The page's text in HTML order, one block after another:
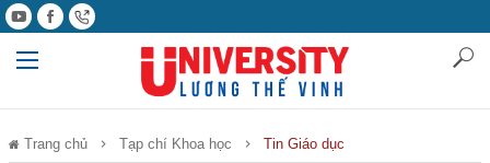
Trang chủ Tạp chí Khoa học Tin Giáo dục